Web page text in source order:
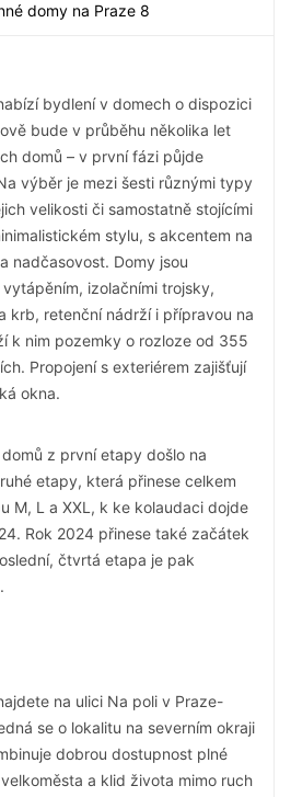
domy na Praze 8
bydlení v domech o dispozici
bude v průběhu několika let
domů – v první fázi půjde
výběr je mezi šesti různými typy
velikosti či samostatně stojícími
stylu, s akcentem na
nadčasovost. Domy jsou
izolačními trojsky,
krb, retenční nádrží i přípravou na
k nim pozemky o rozloze od 355
Propojení s exteriérem zajišťují
okna.
z první etapy došlo na
etapy, která přinese celkem
M, L a XXL, k ke kolaudaci dojde
Rok 2024 přinese také začátek
čtvrtá etapa je pak
na ulici Na poli v Praze-
se o lokalitu na severním okraji
dobrou dostupnost plné
a klid života mimo ruch